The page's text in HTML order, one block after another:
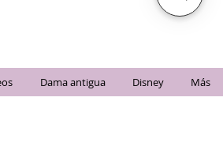
Dama antigua Disney Más